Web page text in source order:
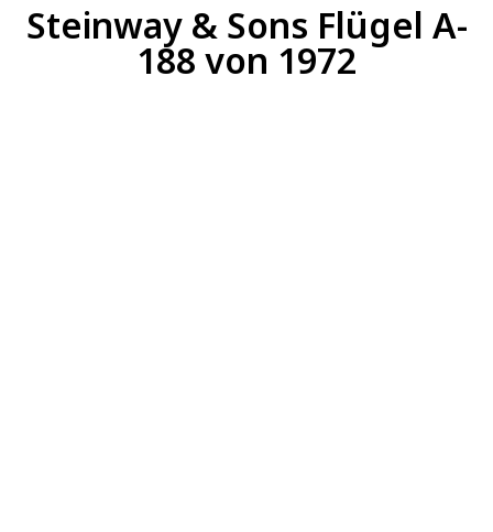
Steinway & Sons Flügel A-
188 von 1972